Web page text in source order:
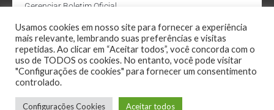
Gerenciar Boletim Oficial
Departamento de Água e Esgoto
Administração Site
Webmail
Usamos cookies em nosso site para fornecer a experiência
mais relevante, lembrando suas preferências e visitas
repetidas. Ao clicar em “Aceitar todos”, você concorda com o
uso de TODOS os cookies. No entanto, você pode visitar
"Configurações de cookies" para fornecer um consentimento
controlado.
Configurações Cookies Aceitar todos